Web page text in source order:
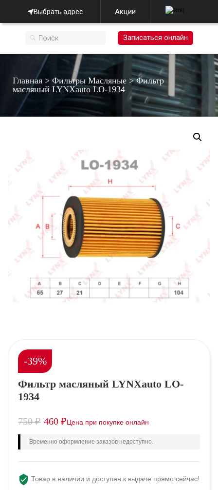
Выбрать адрес Акции
Записаться онлайн
Главная >Фильтры Масляные >Фильтр
масляный LYNXauto LO-1934
-39%
Фильтр масляный LYNXauto LO-
1934
750₽ 460 ₽
Временно оформление заказов недоступно.
Товар в наличии и доступен к выдаче прямо сейчас!